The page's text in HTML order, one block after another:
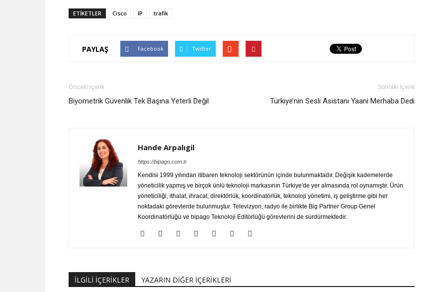
ETİKETLER Cisco IP trafik
PAYLAŞ Facebook Twitter
Önceki İçerik
Biyometrik Güvenlik Tek Başına Yeterli Değil
Sonraki İçerik
Türkiye’nin Sesli Asistanı Yaani Merhaba Dedi
Hande Arpalıgil
https://bipago.com.tr
Kendisi 1999 yılından itibaren teknoloji sektörünün içinde bulunmaktadır. Değişik kademelerde
yöneticilik yapmış ve birçok ünlü teknoloji markasının Türkiye'de yer almasında rol oynamıştır. Ürün
yöneticiliği, ithalat, ihracat, direktörlük, koordinatörlük, teknoloji yönetimi, iş geliştirme gibi her
noktadaki görevlerde bulunmuştur. Televizyon, radyo ile birlikte Big Partner Group Genel
Koordinatörlüğü ve bipago Teknoloji Editörlüğü görevlerini de sürdürmektedir.
İLGİLİ İÇERİKLER YAZARIN DİĞER İÇERİKLERİ